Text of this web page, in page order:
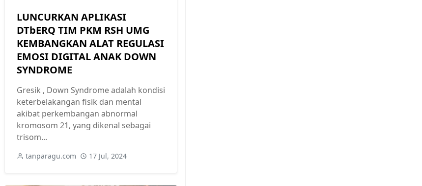
LUNCURKAN APLIKASI
DTbERQ TIM PKM RSH UMG
KEMBANGKAN ALAT REGULASI
EMOSI DIGITAL ANAK DOWN
SYNDROME
Gresik , Down Syndrome adalah kondisi
keterbelakangan fisik dan mental
akibat perkembangan abnormal
kromosom 21, yang dikenal sebagai
trisom...
tanparagu.com 17 Jul, 2024